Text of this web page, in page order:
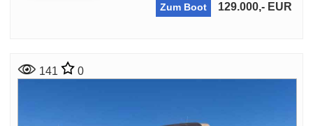
Zum Boot 129.000,- EUR
141 0